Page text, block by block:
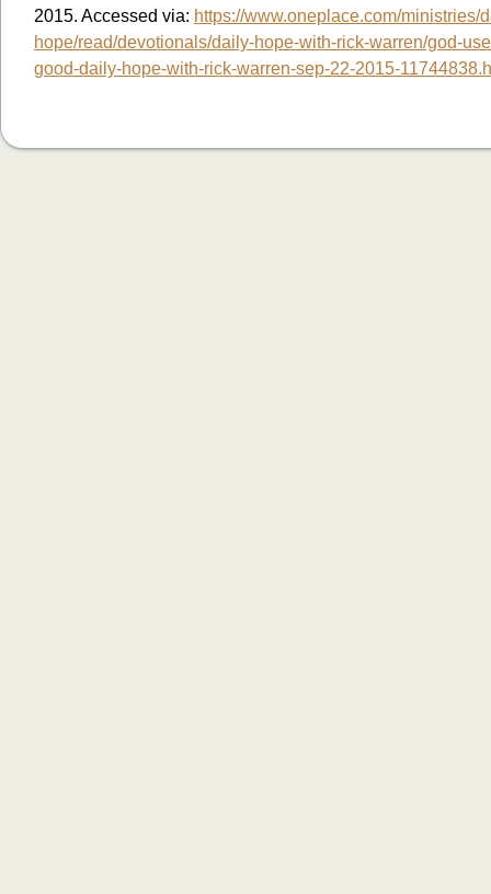
2015. Accessed via: https://www.oneplace.com/ministries/
hope/read/devotionals/daily-hope-with-rick-warren/god-
good-daily-hope-with-rick-warren-sep-22-2015-